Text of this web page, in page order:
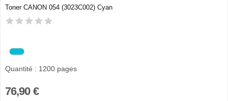
Toner CANON 054 (3023C002) Cyan
Quantité : 1200 pages
76,90 €